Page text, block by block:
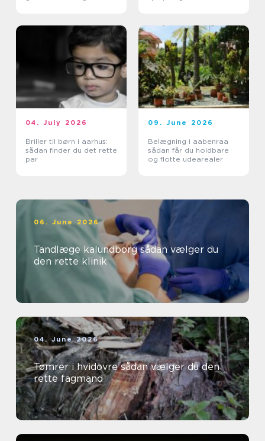
04. July 2026
Briller til børn i aarhus:
sådan finder du det rette
par
09. June 2026
Belægning i aabenraa
sådan får du holdbare
og flotte udearealer
06. June 2026
Tandlæge kalundborg sådan vælger du
den rette klinik
04. June 2026
Tømrer i hvidovre sådan vælger du den
rette fagmand